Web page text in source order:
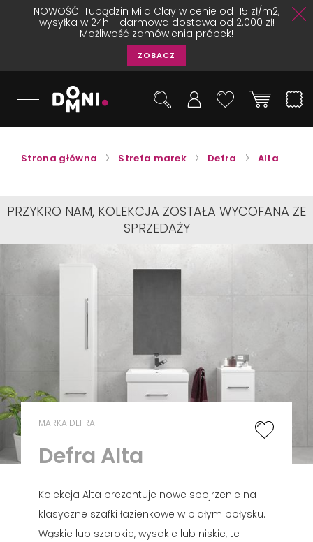
NOWOŚĆ! Tubądzin Mild Clay w cenie od 115 zł/m2,
wysyłka w 24h - darmowa dostawa od 2.000 zł!
Możliwość zamówienia próbek!
ZOBACZ
Strona główna Strefa marek Defra Alta
PRZYKRO NAM, KOLEKCJA ZOSTAŁA WYCOFANA ZE
SPRZEDAŻY
MARKA DEFRA
Defra Alta
Kolekcja Alta prezentuje nowe spojrzenie na
klasyczne szafki łazienkowe w białym połysku.
Wąskie lub szerokie, wysokie lub niskie, te